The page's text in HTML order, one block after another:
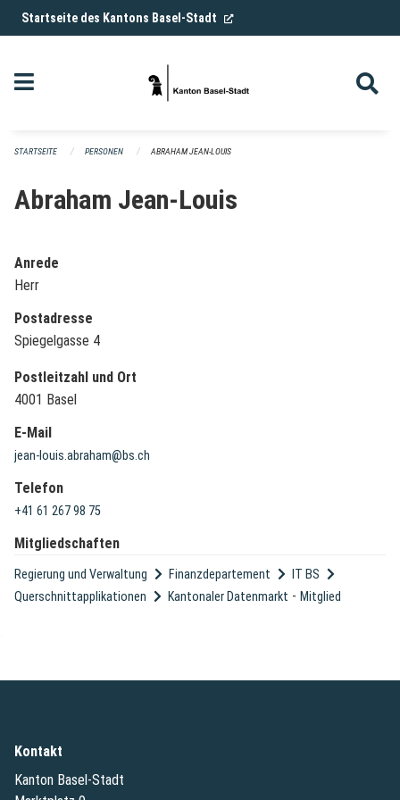
Navigation überspringen
Startseite des Kantons Basel-Stadt (External Link)
STARTSEITE PERSONEN ABRAHAM JEAN-LOUIS
Abraham Jean-Louis
Anrede
Herr
Postadresse
Spiegelgasse 4
Postleitzahl und Ort
4001 Basel
E-Mail
jean-louis.abraham@bs.ch
Telefon
+41 61 267 98 75
Mitgliedschaften
Regierung und Verwaltung Finanzdepartement
IT BS
Querschnittapplikationen
Kantonaler Datenmarkt -Mitglied
Kontakt
Kanton Basel-Stadt